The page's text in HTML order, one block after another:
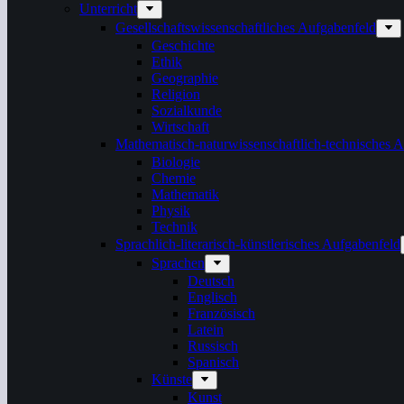
Unterricht
Gesellschaftswissenschaftliches Aufgabenfeld
Geschichte
Ethik
Geographie
Religion
Sozialkunde
Wirtschaft
Mathematisch-naturwissenschaftlich-technisches
Biologie
Chemie
Mathematik
Physik
Technik
Sprachlich-literarisch-künstlerisches Aufgabenfeld
Sprachen
Deutsch
Englisch
Französisch
Latein
Russisch
Spanisch
Künste
Kunst